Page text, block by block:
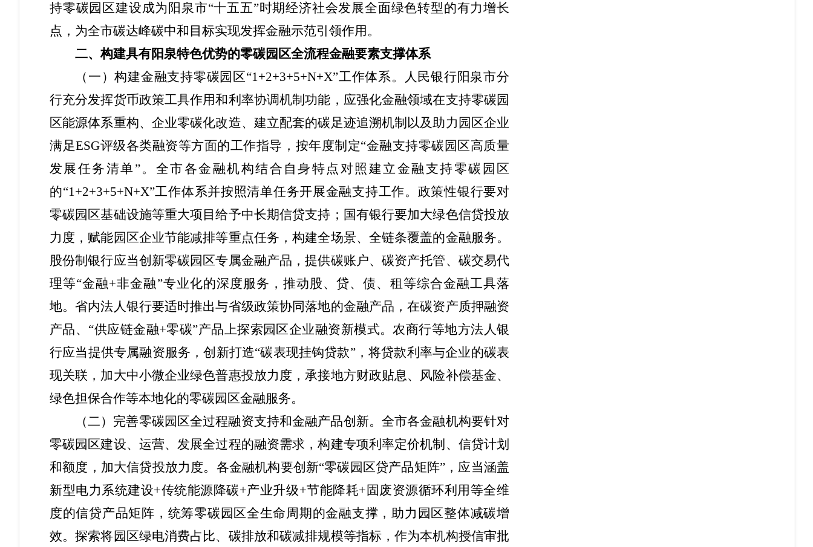
持零碳园区建设成为阳泉市“十五五”时期经济社会发展全面绿色转型的有力增长
点，为全市碳达峰碳中和目标实现发挥金融示范引领作用。
二、构建具有阳泉特色优势的零碳园区全流程金融要素支撑体系
（一）构建金融支持零碳园区“1+2+3+5+N+X”工作体系。人民银行阳泉市分
行充分发挥货币政策工具作用和利率协调机制功能，应强化金融领域在支持零碳园
区能源体系重构、企业零碳化改造、建立配套的碳足迹追溯机制以及助力园区企业
满足ESG评级各类融资等方面的工作指导，按年度制定“金融支持零碳园区高质量
发展任务清单”。全市各金融机构结合自身特点对照建立金融支持零碳园区
的“1+2+3+5+N+X”工作体系并按照清单任务开展金融支持工作。政策性银行要对
零碳园区基础设施等重大项目给予中长期信贷支持；国有银行要加大绿色信贷投放
力度，赋能园区企业节能减排等重点任务，构建全场景、全链条覆盖的金融服务。
股份制银行应当创新零碳园区专属金融产品，提供碳账户、碳资产托管、碳交易代
理等“金融+非金融”专业化的深度服务，推动股、贷、债、租等综合金融工具落
地。省内法人银行要适时推出与省级政策协同落地的金融产品，在碳资产质押融资
产品、“供应链金融+零碳”产品上探索园区企业融资新模式。农商行等地方法人银
行应当提供专属融资服务，创新打造“碳表现挂钩贷款”，将贷款利率与企业的碳表
现关联，加大中小微企业绿色普惠投放力度，承接地方财政贴息、风险补偿基金、
绿色担保合作等本地化的零碳园区金融服务。
（二）完善零碳园区全过程融资支持和金融产品创新。全市各金融机构要针对
零碳园区建设、运营、发展全过程的融资需求，构建专项利率定价机制、信贷计划
和额度，加大信贷投放力度。各金融机构要创新“零碳园区贷产品矩阵”，应当涵盖
新型电力系统建设+传统能源降碳+产业升级+节能降耗+固废资源循环利用等全维
度的信贷产品矩阵，统筹零碳园区全生命周期的金融支撑，助力园区整体减碳增
效。探索将园区绿电消费占比、碳排放和碳减排规模等指标，作为本机构授信审批